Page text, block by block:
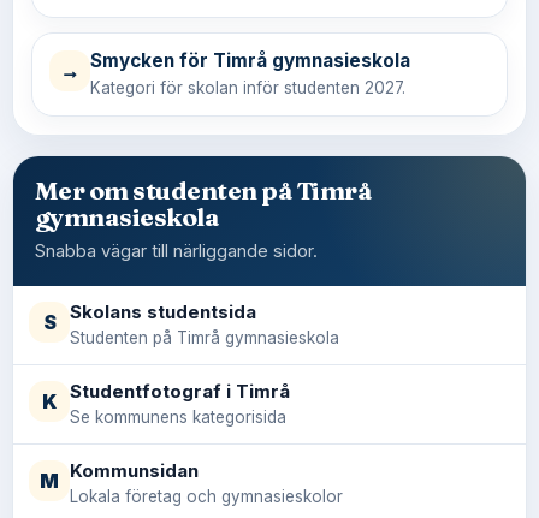
→ Smycken för Timrå gymnasieskola
Kategori för skolan inför studenten 2027.
Mer om studenten på Timrå
gymnasieskola
Snabba vägar till närliggande sidor.
S Skolans studentsida
Studenten på Timrå gymnasieskola
K Studentfotograf i Timrå
Se kommunens kategorisida
M Kommunsidan
Lokala företag och gymnasieskolor